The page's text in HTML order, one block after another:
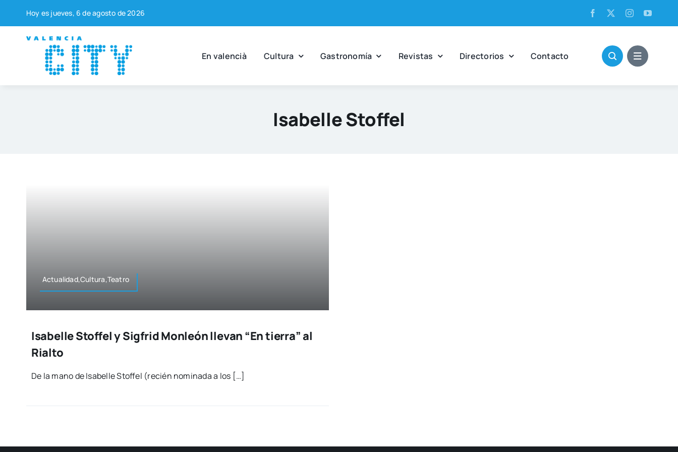
contenido
Hoy es jue­ves, 6 de agos­to de 2026
En valen­cià Cul­tu­ra Gas­tro­no­mía Revis­tas Direc­to­rios Con­tac­to
Isabelle Stoffel
Actualidad,Cultura,Teatro
Isabelle Stoffel y Sigfrid Monleón llevan “En tierra” al
Rialto
De la mano de Isa­be­lle Stof­fel (recién nomi­na­da a los […]